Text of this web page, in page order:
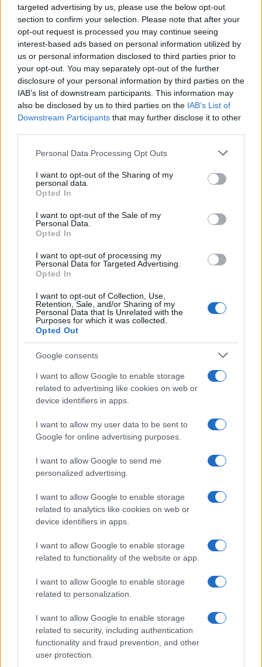
targeted advertising by us, please use the below opt-out
section to confirm your selection. Please note that after your
opt-out request is processed you may continue seeing
interest-based ads based on personal information utilized by
us or personal information disclosed to third parties prior to
your opt-out. You may separately opt-out of the further
disclosure of your personal information by third parties on the
IAB’s list of downstream participants. This information may
also be disclosed by us to third parties on the IAB’s List of
Downstream Participants that may further disclose it to other
Please note that this website/app uses one or more Google
not limited to your visit or usage behaviour. You may click to
grant or deny consent to Google and its third-party tags to
use your data for below specified purposes in below Google
consent section.
Personal Data Processing Opt Outs
I want to opt-out of the Sharing of my
personal data.
Opted In
I want to opt-out of the Sale of my
Personal Data.
Opted In
I want to opt-out of processing my
Personal Data for Targeted Advertising.
Opted In
I want to opt-out of Collection, Use,
Retention, Sale, and/or Sharing of my
Personal Data that Is Unrelated with the
Purposes for which it was collected.
Opted Out
Google consents
I want to allow Google to enable storage
related to advertising like cookies on web or
device identifiers in apps.
I want to allow my user data to be sent to
Google for online advertising purposes.
I want to allow Google to send me
personalized advertising.
I want to allow Google to enable storage
related to analytics like cookies on web or
device identifiers in apps.
I want to allow Google to enable storage
related to functionality of the website or app.
I want to allow Google to enable storage
related to personalization.
I want to allow Google to enable storage
related to security, including authentication
functionality and fraud prevention, and other
user protection.
Οι ενδιαφερόμενοι για την κάλυψη των θέσεων αυτών
καλούνται, εφόσον κατέχουν τα γενικά και απαιτούμενα
προσόντα, να υποβάλουν «ΑΙΤΗΣΗ – ΥΠΕΥΘΥΝΗ
ΔΗΛΩΣΗ» (ηλεκτρονική) καθώς και τα απαραίτητα
προκήρυξης.
Οι υποψήφιοι, οι οποίοι κατέχουν τα γενικά και
απαιτούμενα προσόντα των προκηρυσσόμενων θέσεων,
όπως αυτά αναγράφονται στο ΚΕΦΑΛΑΙΟ Α’ και στο
ΠΑΡΑΡΤΗΜΑ Α’ (ΓΕΝΙΚΑ ΠΡΟΣΟΝΤΑ ΠΡΟΣΛΗΨΗΣ) της
παρούσας, πρέπει:
συμμετοχής στοΑΣΕΠ, αποκλειστικά μέσω του
διαδικτυακού του τόπου (www.asep.gr). Η ηλεκτρονική
αίτηση συμπληρώνεται σύμφωνα με τις ΓΕΝΙΚΕΣ
ΟΔΗΓΙΕΣ ΣΥΜΠΛΗΡΩΣΗΣ-ΥΠΟΒΟΛΗΣ ΗΛΕΚΤΡΟΝΙΚΩΝ
ΑΙΤΗΣΕΩΝ που αναφέρονται στο ΠΑΡΑΡΤΗΜΑ ΣΤ’ της
συμπλήρωσης της ηλεκτρονικής αίτησης είναι
αποκλειστικά του υποψηφίου. Επειδή η επεξεργασία
υποχρεούνται να συμπληρώσουν τα οικεία
τετραγωνίδια/πεδία των ηλεκτρονικών αιτήσεων,
καθώς και τους κωδικούς, που αναφέρονται σε